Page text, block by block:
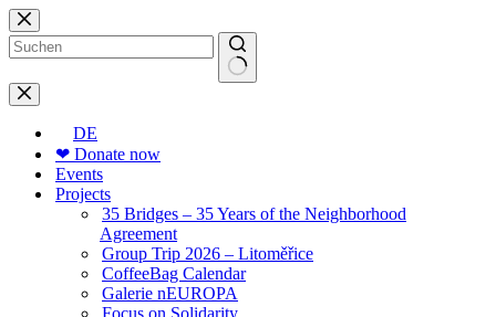
Skip
to
content
No
results
DE
❤ Donate now
Events
Projects
35 Bridges – 35 Years of the Neighborhood
Agreement
Group Trip 2026 – Litoměřice
CoffeeBag Calendar
Galerie nEUROPA
Focus on Solidarity